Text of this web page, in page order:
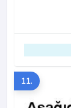
11.